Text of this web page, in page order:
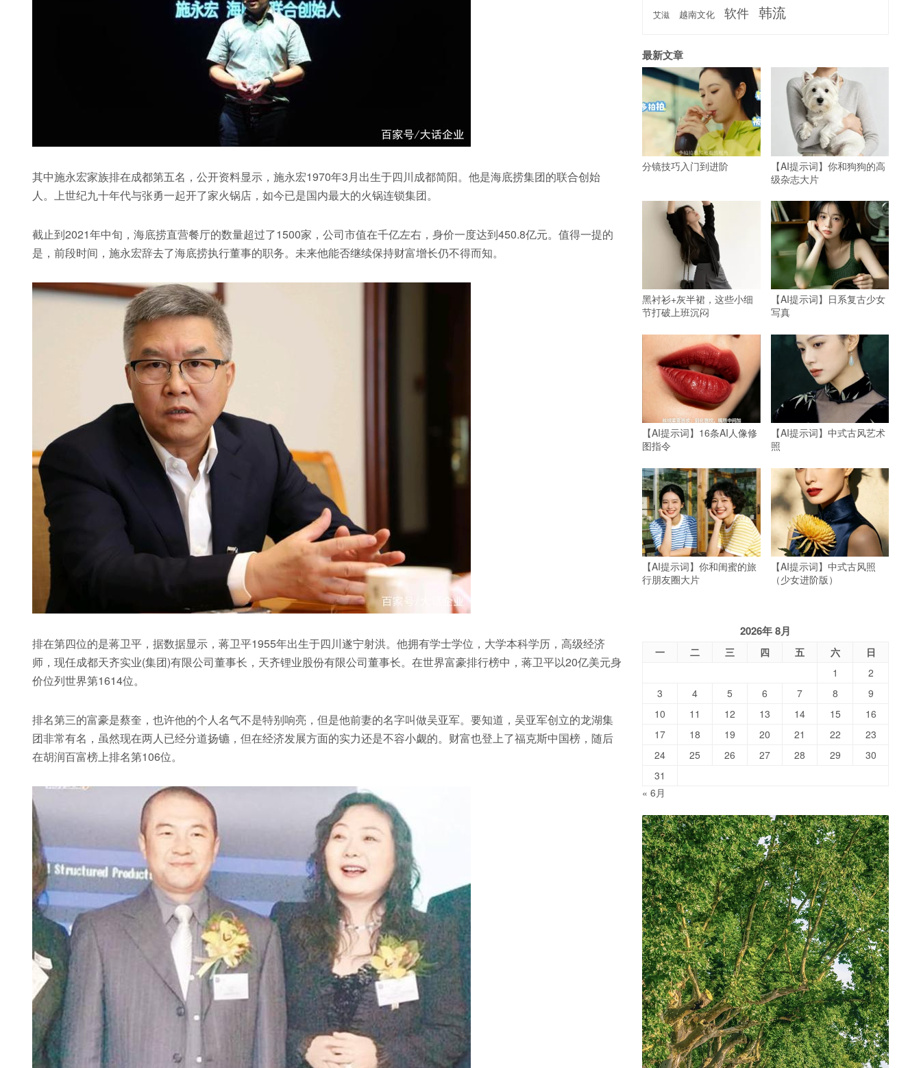
其中施永宏家族排在成都第五名，公开资料显示，施永宏1970年3月出生于四川成都简阳。他是海底捞集团的联合创始
人。上世纪九十年代与张勇一起开了家火锅店，如今已是国内最大的火锅连锁集团。
截止到2021年中旬，海底捞直营餐厅的数量超过了1500家，公司市值在千亿左右，身价一度达到450.8亿元。值得一提的
是，前段时间，施永宏辞去了海底捞执行董事的职务。未来他能否继续保持财富增长仍不得而知。
排在第四位的是蒋卫平，据数据显示，蒋卫平1955年出生于四川遂宁射洪。他拥有学士学位，大学本科学历，高级经济
师，现任成都天齐实业(集团)有限公司董事长，天齐锂业股份有限公司董事长。在世界富豪排行榜中，蒋卫平以20亿美元身
价位列世界第1614位。
排名第三的富豪是蔡奎，也许他的个人名气不是特别响亮，但是他前妻的名字叫做吴亚军。要知道，吴亚军创立的龙湖集
团非常有名，虽然现在两人已经分道扬镳，但在经济发展方面的实力还是不容小觑的。财富也登上了福克斯中国榜，随后
在胡润百富榜上排名第106位。
艾滋 越南文化 软件 韩流
最新文章
分镜技巧入门到进阶
【AI提示词】你和狗狗的高
级杂志大片
黑衬衫+灰半裙，这些小细
节打破上班沉闷
【AI提示词】日系复古少女
写真
【AI提示词】16条AI人像修
图指令
【AI提示词】中式古风艺术
照
【AI提示词】你和闺蜜的旅
行朋友圈大片
【AI提示词】中式古风照
（少女进阶版）
2026年 8月
一 二 三 四 五 六
日
1
2
3
4 5 6 7 8
9
10
11 12 13 14 15
16
17
18 19 20 21 22
23
24
25 26 27 28 29
30
31
« 6月